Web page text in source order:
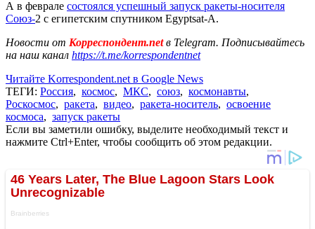
А в феврале состоялся успешный запуск ракеты-носителя
Союз-2 с египетским спутником Egyptsat-A.
Новости от Корреспондент.netв Telegram. Подписывайтесь
на наш канал https://t.me/korrespondentnet
Читайте Korrespondent.net в Google News
ТЕГИ: Россия, космос, МКС, союз, космонавты,
Роскосмос, ракета, видео, ракета-носитель, освоение
космоса, запуск ракеты
Если вы заметили ошибку, выделите необходимый текст и
нажмите Ctrl+Enter, чтобы сообщить об этом редакции.